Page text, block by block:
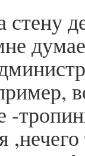
стену
-